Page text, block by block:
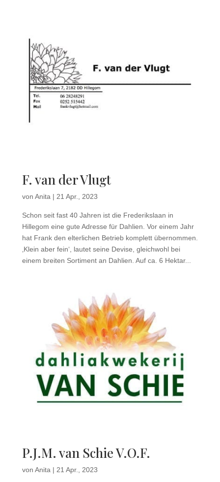
F. van der Vlugt
von Anita| 21 Apr., 2023
Schon seit fast 40 Jahren ist die Frederikslaan in
Hillegom eine gute Adresse für Dahlien. Vor einem Jahr
hat Frank den elterlichen Betrieb komplett übernommen.
‚Klein aber fein‘, lautet seine Devise, gleichwohl bei
einem breiten Sortiment an Dahlien. Auf ca. 6 Hektar...
P.J.M. van Schie V.O.F.
von Anita | 21 Apr., 2023